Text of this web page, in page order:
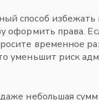
способ избежать
оформить права.
временное
уменьшит риск
небольшая